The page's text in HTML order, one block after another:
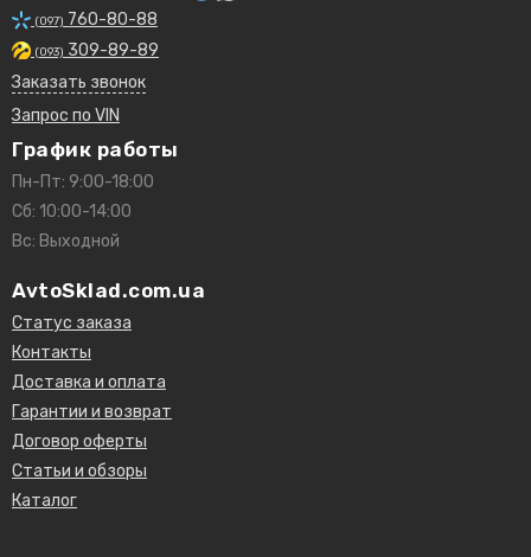
(097) 760-80-88
(093) 309-89-89
Заказать звонок
Запрос по VIN
График работы
Пн-Пт: 9:00-18:00
Сб: 10:00-14:00
Вс: Выходной
AvtoSklad.com.ua
Статус заказа
Контакты
Доставка и оплата
Гарантии и возврат
Договор оферты
Статьи и обзоры
Каталог